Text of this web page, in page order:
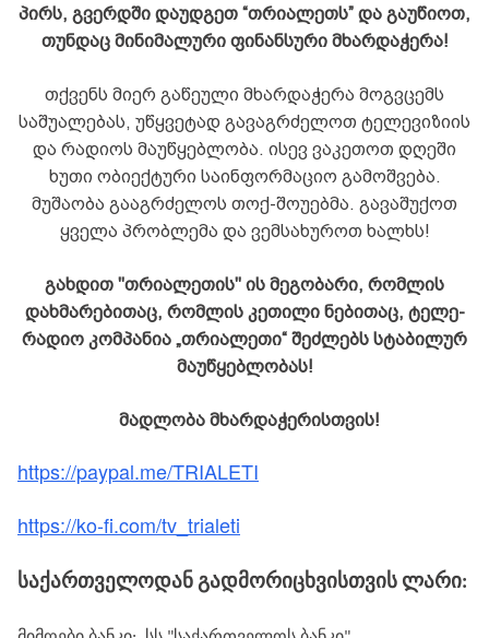
პირს, გვერდში დაუდგეთ “თრიალეთს” და გაუწიოთ,
თუნდაც მინიმალური ფინანსური მხარდაჭერა!
თქვენს მიერ გაწეული მხარდაჭერა მოგვცემს
საშუალებას, უწყვეტად გავაგრძელოთ ტელევიზიის
და რადიოს მაუწყებლობა. ისევ ვაკეთოთ დღეში
ხუთი ობიექტური საინფორმაციო გამოშვება.
მუშაობა გააგრძელოს თოქ-შოუებმა. გავაშუქოთ
ყველა პრობლემა და ვემსახუროთ ხალხს!
გახდით "თრიალეთის" ის მეგობარი, რომლის
დახმარებითაც, რომლის კეთილი ნებითაც, ტელე-
რადიო კომპანია „თრიალეთი“ შეძლებს სტაბილურ
მაუწყებლობას!
მადლობა მხარდაჭერისთვის!
https://paypal.me/TRIALETI
https://ko-fi.com/tv_trialeti
საქართველოდან გადმორიცხვისთვის ლარი: